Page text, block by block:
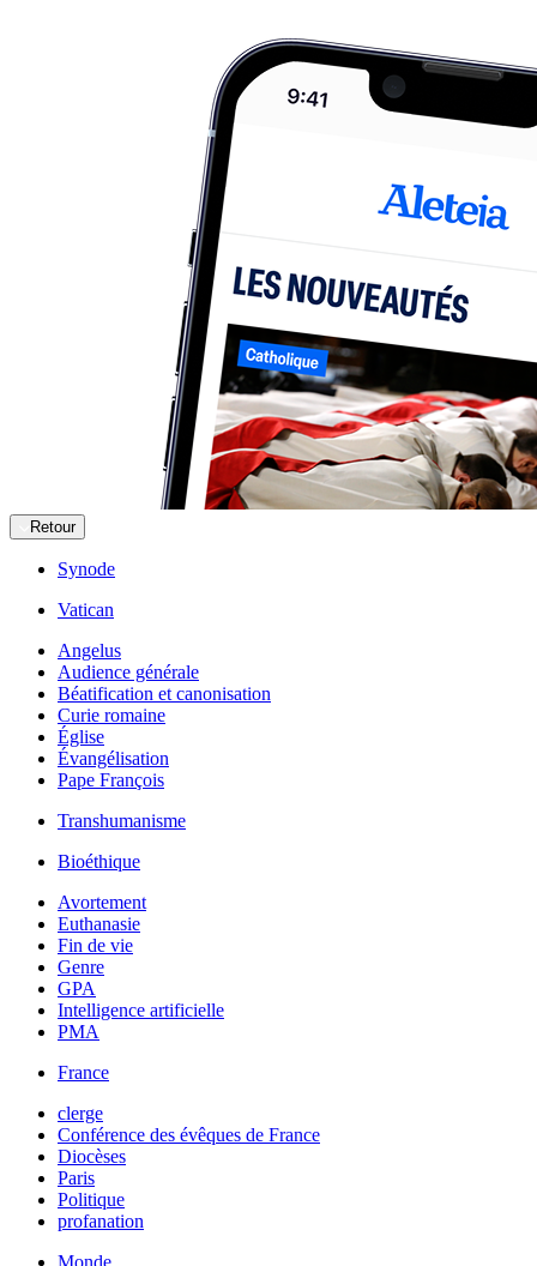
Retour
Synode
Vatican
Angelus
Audience générale
Béatification et canonisation
Curie romaine
Église
Évangélisation
Pape François
Transhumanisme
Bioéthique
Avortement
Euthanasie
Fin de vie
Genre
GPA
Intelligence artificielle
PMA
France
clerge
Conférence des évêques de France
Diocèses
Paris
Politique
profanation
Monde